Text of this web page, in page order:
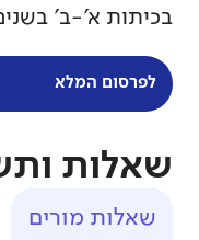
בכיתות א'-ב'
לפרסום המלא
שאלות
שאלות מורים